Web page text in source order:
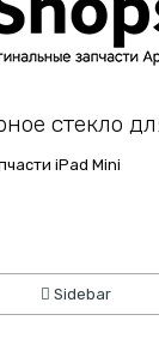
стекло
iPad Mini
Sidebar